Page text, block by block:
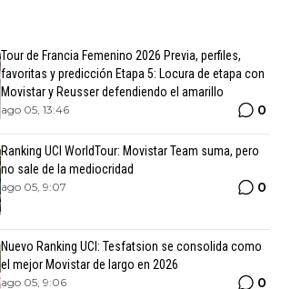
Tour de Francia Femenino 2026 Previa, perfiles,
favoritas y predicción Etapa 5: Locura de etapa con
Movistar y Reusser defendiendo el amarillo
ago 05, 13:46 0
Ranking UCI WorldTour: Movistar Team suma, pero
no sale de la mediocridad
ago 05, 9:07 0
Nuevo Ranking UCI: Tesfatsion se consolida como
el mejor Movistar de largo en 2026
ago 05, 9:06 0